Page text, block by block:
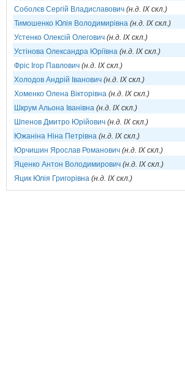
Соболєв Сергій Владиславович (н.д. IX скл.)
Тимошенко Юлія Володимирівна (н.д. IX скл.)
Устенко Олексій Олегович (н.д. IX скл.)
Устінова Олександра Юріївна (н.д. IX скл.)
Фріс Ігор Павлович (н.д. IX скл.)
Холодов Андрій Іванович (н.д. IX скл.)
Хоменко Олена Вікторівна (н.д. IX скл.)
Шкрум Альона Іванівна (н.д. IX скл.)
Шпенов Дмитро Юрійович (н.д. IX скл.)
Южаніна Ніна Петрівна (н.д. IX скл.)
Юрчишин Ярослав Романович (н.д. IX скл.)
Яценко Антон Володимирович (н.д. IX скл.)
Яцик Юлія Григорівна (н.д. IX скл.)